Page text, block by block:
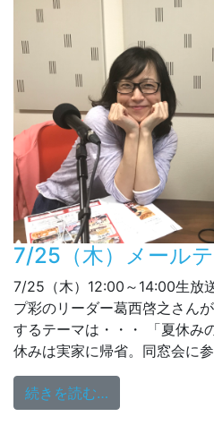
7/25（木）メールテ
7/25（木）12:00～14:00生放
プ彩のリーダー葛西啓之さん
するテーマは・・・ 「夏休み
休みは実家に帰省。同窓会に
続きを読む…